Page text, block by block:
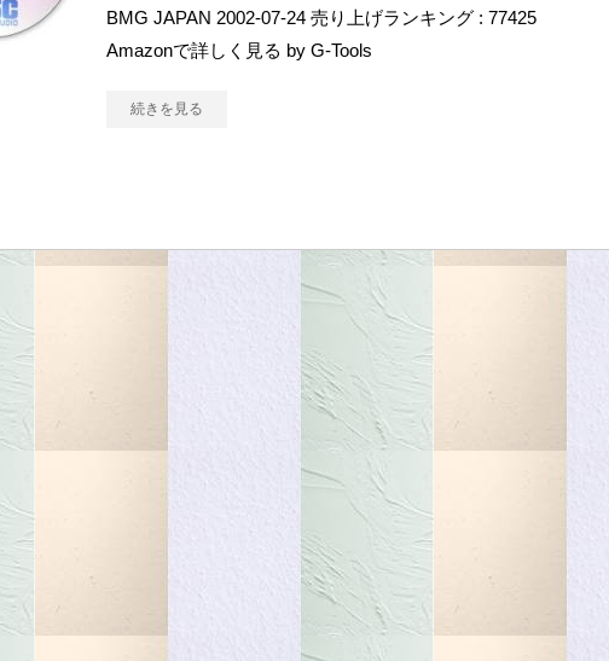
BMG JAPAN 2002-07-24 売り上げランキング : 77425
Amazonで詳しく見る by G-Tools
続きを見る